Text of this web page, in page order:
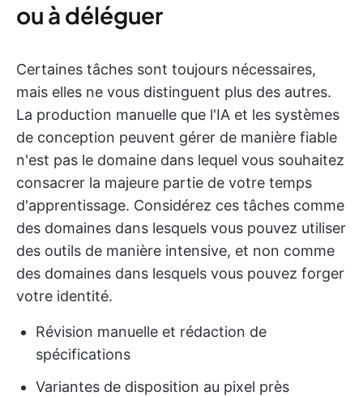
ou à déléguer
Certaines tâches sont toujours nécessaires,
mais elles ne vous distinguent plus des autres.
La production manuelle que l'IA et les systèmes
de conception peuvent gérer de manière fiable
n'est pas le domaine dans lequel vous souhaitez
consacrer la majeure partie de votre temps
d'apprentissage. Considérez ces tâches comme
des domaines dans lesquels vous pouvez utiliser
des outils de manière intensive, et non comme
des domaines dans lesquels vous pouvez forger
votre identité.
Révision manuelle et rédaction de
spécifications
Variantes de disposition au pixel près